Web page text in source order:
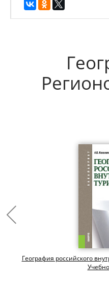
География российского